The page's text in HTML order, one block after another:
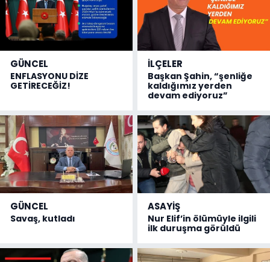
GÜNCEL
ENFLASYONU DİZE
GETİRECEĞİZ!
İLÇELER
Başkan Şahin, “şenliğe
kaldığımız yerden
devam ediyoruz”
GÜNCEL
Savaş, kutladı
ASAYİŞ
Nur Elif’in ölümüyle ilgili
ilk duruşma görüldü